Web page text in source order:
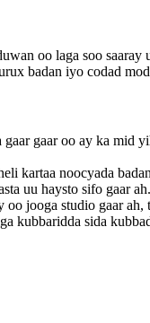
oo laga soo
badan iyo codad
gaar gaar oo ay ka
kartaa noocyada
uu haysto sifo gaar ah.
jooga studio gaar
kubbaridda sida